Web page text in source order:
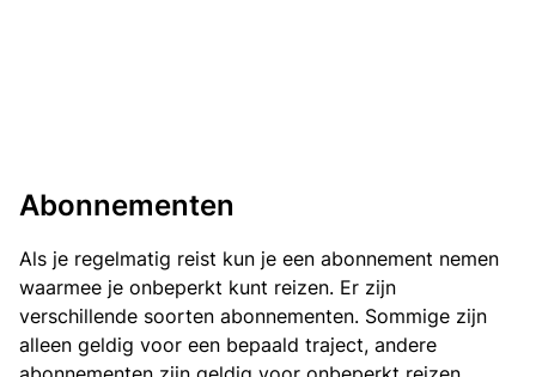
Abonnementen
Als je regelmatig reist kun je een abonnement nemen
waarmee je onbeperkt kunt reizen. Er zijn
verschillende soorten abonnementen. Sommige zijn
alleen geldig voor een bepaald traject, andere